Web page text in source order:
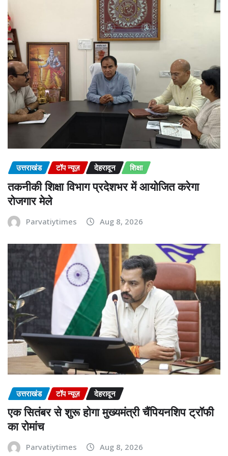
उत्तराखंड टॉप न्यूज़ देहरादून शिक्षा
तकनीकी शिक्षा विभाग प्रदेशभर में आयोजित करेगा
रोजगार मेले
Parvatiytimes Aug 8, 2026
उत्तराखंड टॉप न्यूज़ देहरादून
एक सितंबर से शुरू होगा मुख्यमंत्री चैंपियनशिप ट्रॉफी
का रोमांच
Parvatiytimes Aug 8, 2026